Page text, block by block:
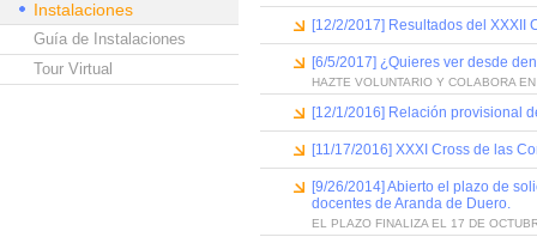
Instalaciones
Guía de Instalaciones
Tour Virtual
[12/2/2017] Resultados del XXXII
[6/5/2017] ¿Quieres ver desde
HAZTE VOLUNTARIO Y COLABORA
[12/1/2016] Relación provisional
[11/17/2016] XXXI Cross de las
[9/26/2014] Abierto el plazo de
docentes de Aranda de Duero.
EL PLAZO FINALIZA EL 17 DE